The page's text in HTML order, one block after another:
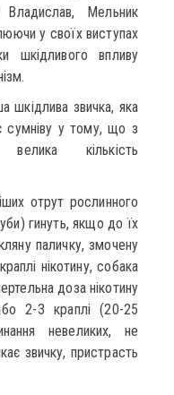
Владислав, Мельник
у своїх виступах
шкідливого впливу
шкідлива звичка, яка
сумніву у тому, що з
велика кількість
отрут рослинного
гинуть, якщо до їх
паличку, змочену
нікотину, собака
доза нікотину
2-3 краплі (20-25
невеликих, не
звичку, пристрасть